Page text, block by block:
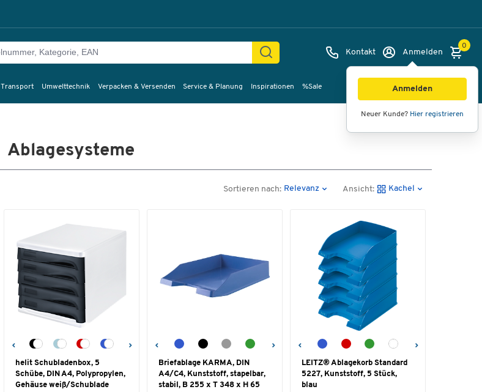
Kontakt Anmelden
Anmelden
Neuer Kunde? Hier registrieren
0
Transport Umwelttechnik Verpacken & Versenden Service & Planung Inspirationen %Sale
Ablagesysteme
Sortieren nach: Relevanz Ansicht: Kachel
helit Schubladenbox, 5
Schübe, DIN A4, Polypropylen,
Gehäuse weiß/Schublade
Briefablage KARMA, DIN
A4/C4, Kunststoff, stapelbar,
stabil, B 255 x T 348 x H 65
LEITZ® Ablagekorb Standard
5227, Kunststoff, 5 Stück,
blau